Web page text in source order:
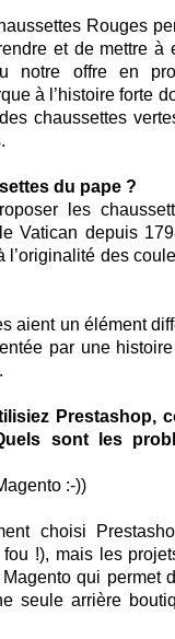
Rouges
et de mettre à
notre offre en
à l’histoire forte
chaussettes
du pape ?
les
Vatican depuis
l’originalité des
aient un élément
par une
Prestashop,
sont les
:-))
choisi
!), mais les
qui permet
seule arrière